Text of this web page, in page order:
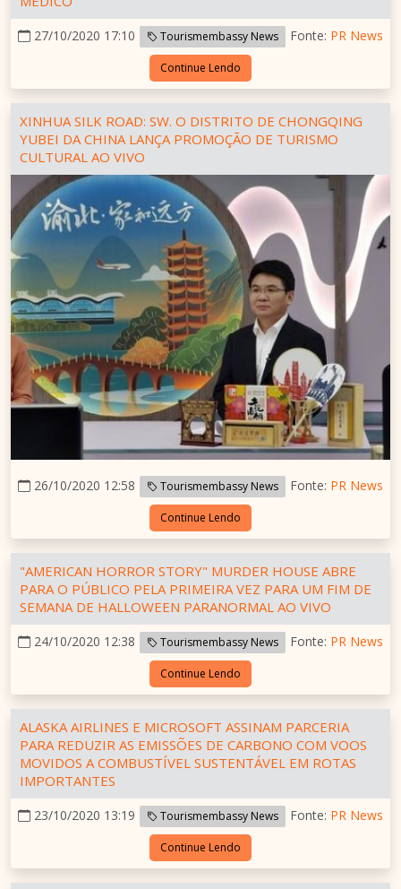
27/10/2020 17:10 Tourismembassy News Fonte: PR News
Continue Lendo
XINHUA SILK ROAD: SW. O DISTRITO DE CHONGQING
YUBEI DA CHINA LANÇA PROMOÇÃO DE TURISMO
CULTURAL AO VIVO
26/10/2020 12:58 Tourismembassy News Fonte: PR News
Continue Lendo
"AMERICAN HORROR STORY" MURDER HOUSE ABRE
PARA O PÚBLICO PELA PRIMEIRA VEZ PARA UM FIM DE
SEMANA DE HALLOWEEN PARANORMAL AO VIVO
24/10/2020 12:38 Tourismembassy News Fonte: PR News
Continue Lendo
ALASKA AIRLINES E MICROSOFT ASSINAM PARCERIA
PARA REDUZIR AS EMISSÕES DE CARBONO COM VOOS
MOVIDOS A COMBUSTÍVEL SUSTENTÁVEL EM ROTAS
IMPORTANTES
23/10/2020 13:19 Tourismembassy News Fonte: PR News
Continue Lendo